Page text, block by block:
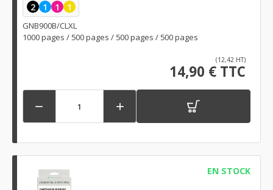
2 1 1 1
GNB900B/CLXL
1000 pages / 500 pages / 500 pages / 500 pages
(12,42 HT)
14,90 € TTC
 
EN STOCK